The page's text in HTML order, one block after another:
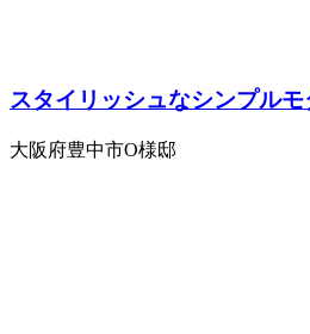
スタイリッシュなシンプル
大阪府豊中市O様邸